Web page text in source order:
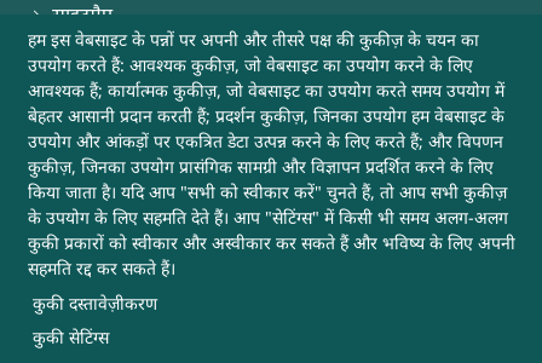
हम इस वेबसाइट के पन्नों पर अपनी और तीसरे पक्ष की कुकीज़ के चयन का
उपयोग करते हैं: आवश्यक कुकीज़, जो वेबसाइट का उपयोग करने के लिए
आवश्यक हैं; कार्यात्मक कुकीज़, जो वेबसाइट का उपयोग करते समय उपयोग में
बेहतर आसानी प्रदान करती हैं; प्रदर्शन कुकीज़, जिनका उपयोग हम वेबसाइट के
उपयोग और आंकड़ों पर एकत्रित डेटा उत्पन्न करने के लिए करते हैं; और विपणन
कुकीज़, जिनका उपयोग प्रासंगिक सामग्री और विज्ञापन प्रदर्शित करने के लिए
किया जाता है। यदि आप "सभी को स्वीकार करें" चुनते हैं, तो आप सभी कुकीज़
के उपयोग के लिए सहमति देते हैं। आप "सेटिंग्स" में किसी भी समय अलग-अलग
कुकी प्रकारों को स्वीकार और अस्वीकार कर सकते हैं और भविष्य के लिए अपनी
सहमति रद्द कर सकते हैं।
कुकी दस्तावेज़ीकरण
कुकी सेटिंग्स
साइटमैप
मदद
अन्य उपयोगी लिंक
यह वेबसाइट डीआरडीओ, रक्षा मंत्रालय, भारत सरकार की है
अपडेट के लिए सब्सक्राइब करें